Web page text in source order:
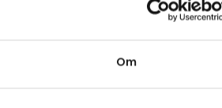
Om